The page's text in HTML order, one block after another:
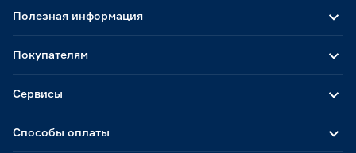
Способы оплаты
Полезная информация
Покупателям
Сервисы